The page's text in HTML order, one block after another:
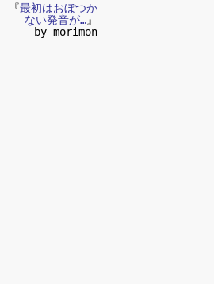
『最初はおぼつか
ない発音が…』
by morimon